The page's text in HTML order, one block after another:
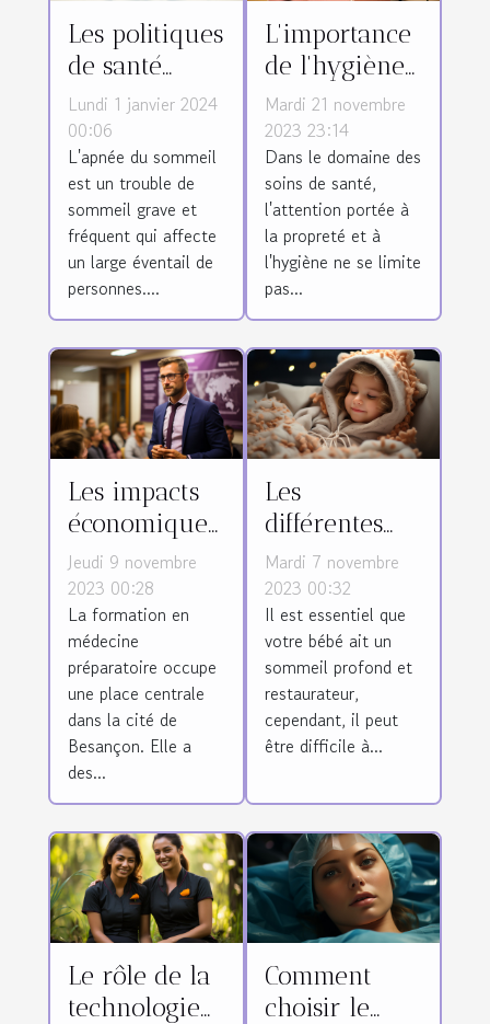
Les politiques
de santé
publique face
à l'apnée du
sommeil
Lundi 1 janvier 2024
00:06
L'apnée du sommeil
est un trouble de
sommeil grave et
fréquent qui affecte
un large éventail de
personnes....
L'importance
de l'hygiène
et du
nettoyage des
divans
d'examen
médical
Mardi 21 novembre
2023 23:14
Dans le domaine des
soins de santé,
l'attention portée à
la propreté et à
l'hygiène ne se limite
pas...
Les impacts
économiques
de la
formation en
médecine
préparatoire
à Besançon
Jeudi 9 novembre
2023 00:28
La formation en
médecine
préparatoire occupe
une place centrale
dans la cité de
Besançon. Elle a
des...
Les
différentes
méthodes
pour
favoriser le
sommeil de
votre bébé
Mardi 7 novembre
2023 00:32
Il est essentiel que
votre bébé ait un
sommeil profond et
restaurateur,
cependant, il peut
être difficile à...
Le rôle de la
technologie
Comment
choisir le